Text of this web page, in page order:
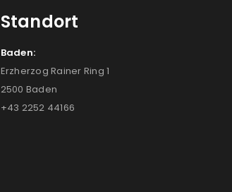
Standort
Baden:
Erzherzog Rainer Ring 1
2500 Baden
+43 2252 44166